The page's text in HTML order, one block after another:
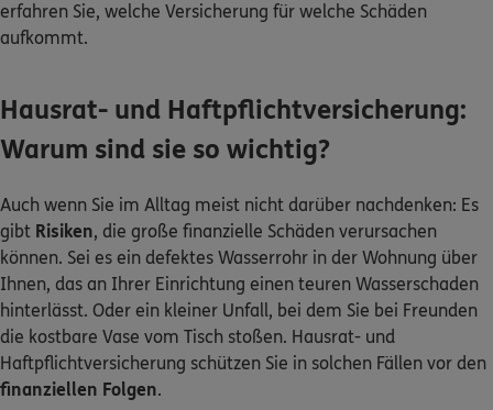
erfahren Sie, welche Versicherung für welche Schäden
aufkommt.
Hausrat- und Haftpflichtversicherung:
Warum sind sie so wichtig?
Auch wenn Sie im Alltag meist nicht darüber nachdenken: Es
gibt Risiken, die große finanzielle Schäden verursachen
können. Sei es ein defektes Wasserrohr in der Wohnung über
Ihnen, das an Ihrer Einrichtung einen teuren Wasserschaden
hinterlässt. Oder ein kleiner Unfall, bei dem Sie bei Freunden
die kostbare Vase vom Tisch stoßen. Hausrat- und
Haftpflichtversicherung schützen Sie in solchen Fällen vor den
finanziellen Folgen.